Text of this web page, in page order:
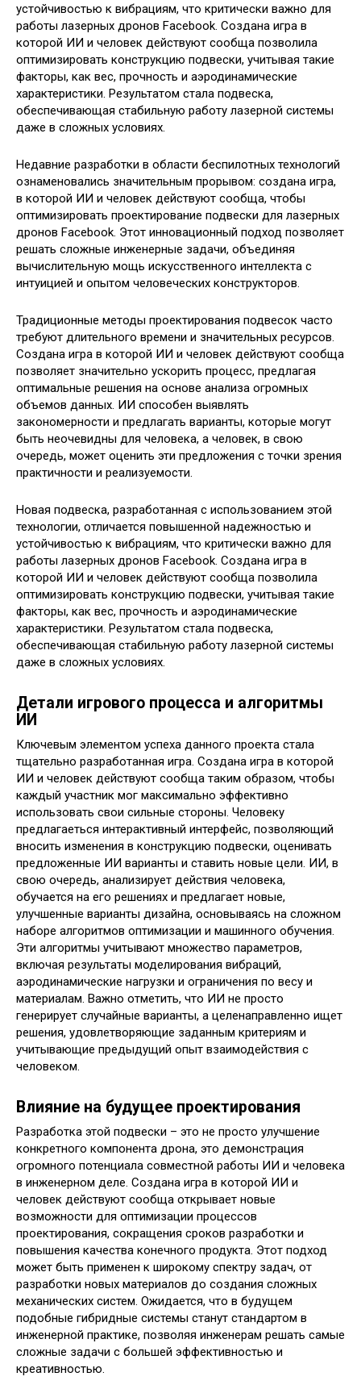
устойчивостью к вибрациям, что критически важно для
работы лазерных дронов Facebook. Создана игра в
которой ИИ и человек действуют сообща позволила
оптимизировать конструкцию подвески, учитывая такие
факторы, как вес, прочность и аэродинамические
характеристики. Результатом стала подвеска,
обеспечивающая стабильную работу лазерной системы
даже в сложных условиях.
Недавние разработки в области беспилотных технологий
ознаменовались значительным прорывом: создана игра,
в которой ИИ и человек действуют сообща, чтобы
оптимизировать проектирование подвески для лазерных
дронов Facebook. Этот инновационный подход позволяет
решать сложные инженерные задачи, объединяя
вычислительную мощь искусственного интеллекта с
интуицией и опытом человеческих конструкторов.
Традиционные методы проектирования подвесок часто
требуют длительного времени и значительных ресурсов.
Создана игра в которой ИИ и человек действуют сообща
позволяет значительно ускорить процесс, предлагая
оптимальные решения на основе анализа огромных
объемов данных. ИИ способен выявлять
закономерности и предлагать варианты, которые могут
быть неочевидны для человека, а человек, в свою
очередь, может оценить эти предложения с точки зрения
практичности и реализуемости.
Новая подвеска, разработанная с использованием этой
технологии, отличается повышенной надежностью и
устойчивостью к вибрациям, что критически важно для
работы лазерных дронов Facebook. Создана игра в
которой ИИ и человек действуют сообща позволила
оптимизировать конструкцию подвески, учитывая такие
факторы, как вес, прочность и аэродинамические
характеристики. Результатом стала подвеска,
обеспечивающая стабильную работу лазерной системы
даже в сложных условиях.
Детали игрового процесса и алгоритмы
ИИ
Ключевым элементом успеха данного проекта стала
тщательно разработанная игра. Создана игра в которой
ИИ и человек действуют сообща таким образом, чтобы
каждый участник мог максимально эффективно
использовать свои сильные стороны. Человеку
предлагаеться интерактивный интерфейс, позволяющий
вносить изменения в конструкцию подвески, оценивать
предложенные ИИ варианты и ставить новые цели. ИИ, в
свою очередь, анализирует действия человека,
обучается на его решениях и предлагает новые,
улучшенные варианты дизайна, основываясь на сложном
наборе алгоритмов оптимизации и машинного обучения.
Эти алгоритмы учитывают множество параметров,
включая результаты моделирования вибраций,
аэродинамические нагрузки и ограничения по весу и
материалам. Важно отметить, что ИИ не просто
генерирует случайные варианты, а целенаправленно ищет
решения, удовлетворяющие заданным критериям и
учитывающие предыдущий опыт взаимодействия с
человеком.
Влияние на будущее проектирования
Разработка этой подвески – это не просто улучшение
конкретного компонента дрона, это демонстрация
огромного потенциала совместной работы ИИ и человека
в инженерном деле. Создана игра в которой ИИ и
человек действуют сообща открывает новые
возможности для оптимизации процессов
проектирования, сокращения сроков разработки и
повышения качества конечного продукта. Этот подход
может быть применен к широкому спектру задач, от
разработки новых материалов до создания сложных
механических систем. Ожидается, что в будущем
подобные гибридные системы станут стандартом в
инженерной практике, позволяя инженерам решать самые
сложные задачи с большей эффективностью и
креативностью.